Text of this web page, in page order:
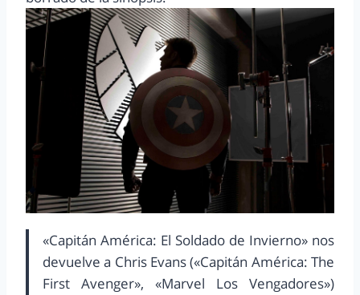
«Capitán América: El Soldado de Invierno» nos
devuelve a Chris Evans («Capitán América: The
First Avenger», «Marvel Los Vengadores»)